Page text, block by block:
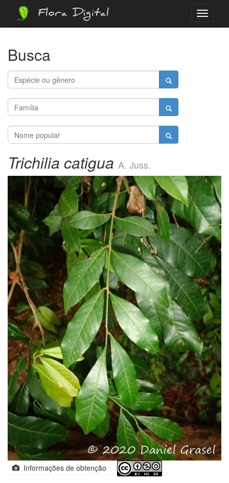
Menu
Flora Digital
Busca
Trichilia catigua A. Juss.
Informações de obtenção